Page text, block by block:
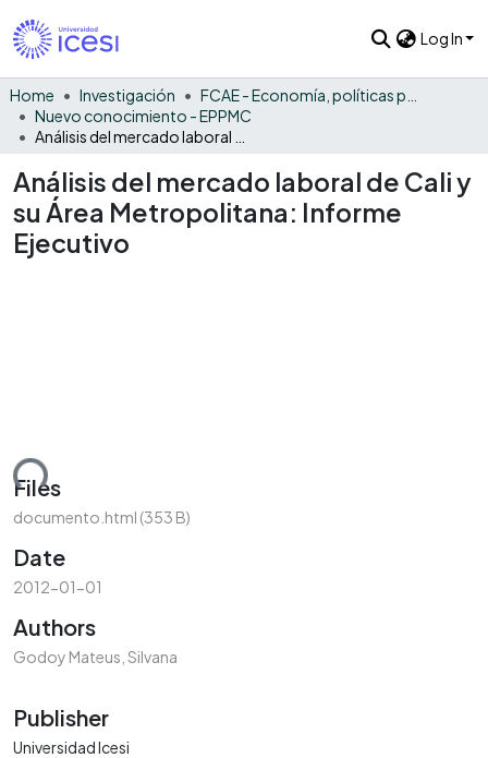
Log In
Home Investigación
Nuevo conocimiento - EPPMC
Análisis del mercado laboral de Cali y
su Área Metropolitana: Informe
Ejecutivo
Files
documento.html (353 B)
Date
2012-01-01
Authors
Godoy Mateus, Silvana
Publisher
Universidad Icesi